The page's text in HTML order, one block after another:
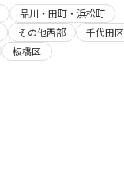
品川・田町・浜松町
その他西部
千代田区
板橋区